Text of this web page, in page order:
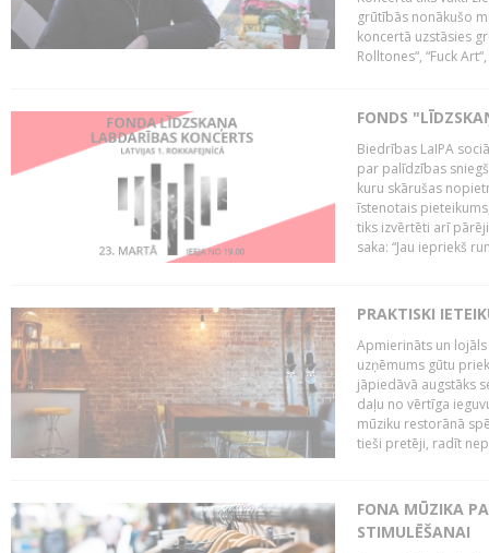
grūtībās nonākušo
koncertā uzstāsies
Rolltones“, “Fuck
FONDS
Biedrības LaIPA
par palīdzības
kuru skārušas
īstenotais
tiks izvērtēti arī
saka: “Jau iepriekš
PRAKTISKI
Apmierināts un
uzņēmums gūtu
jāpiedāvā augstāks
daļu no vērtīga
mūziku restorānā
tieši pretēji, radīt
FONA MŪZIKA
STIMULĒŠANAI